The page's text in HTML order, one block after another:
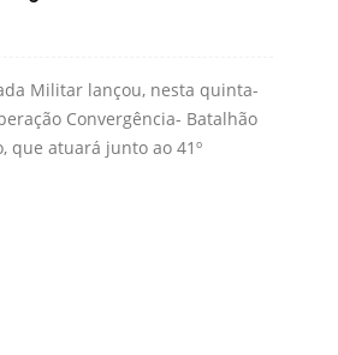
Militar lançou, nesta quinta-
Convergência- Batalhão
que atuará junto ao 41º